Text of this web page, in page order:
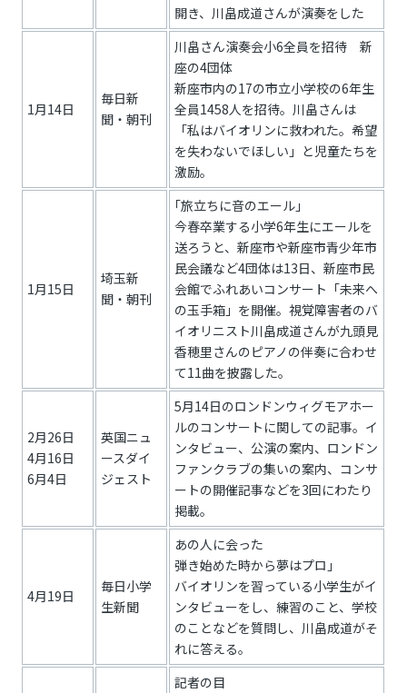
開き、川畠成道さんが演奏をした
1月14日
毎日新
聞・朝刊
川畠さん演奏会小6全員を招待 新
座の4団体
新座市内の17の市立小学校の6年生
全員1458人を招待。川畠さんは
「私はバイオリンに救われた。希望
を失わないでほしい」と児童たちを
激励。
1月15日
埼玉新
聞・朝刊
｢旅立ちに音のエール」
今春卒業する小学6年生にエールを
送ろうと、新座市や新座市青少年市
民会議など4団体は13日、新座市民
会館でふれあいコンサート「未来へ
の玉手箱」を開催。視覚障害者のバ
イオリニスト川畠成道さんが九頭見
香穂里さんのピアノの伴奏に合わせ
て11曲を披露した。
2月26日
4月16日
6月4日
英国ニュ
ースダイ
ジェスト
5月14日のロンドンウィグモアホー
ルのコンサートに関しての記事。イ
ンタビュー、公演の案内、ロンドン
ファンクラブの集いの案内、コンサ
ートの開催記事などを3回にわたり
掲載。
4月19日
毎日小学
生新聞
あの人に会った
弾き始めた時から夢はプロ」
バイオリンを習っている小学生がイ
ンタビューをし、練習のこと、学校
のことなどを質問し、川畠成道がそ
れに答える。
記者の目